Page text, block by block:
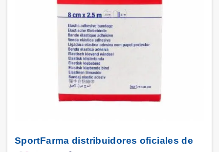
SportFarma distribuidores oficiales de